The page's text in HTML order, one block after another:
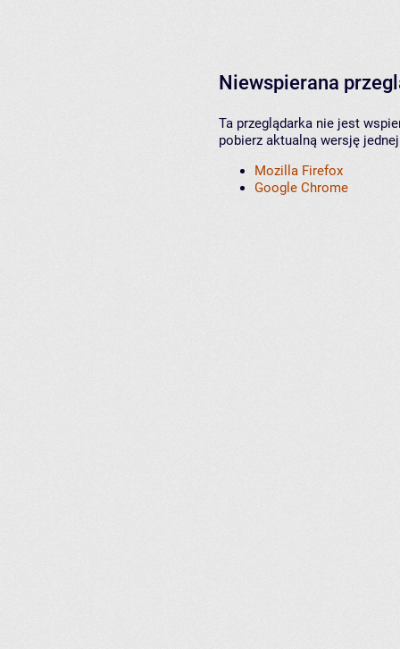
Niewspierana
Ta przeglądarka nie jest
pobierz aktualną wersję
Mozilla Firefox
Google Chrome